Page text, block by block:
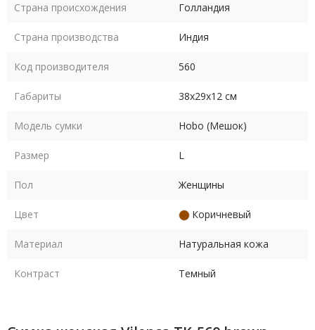
Страна происхождения Голландия
Страна производства Индия
Код производителя 560
Габариты 38х29х12 см
Модель сумки Hobo (Мешок)
Размер L
Пол Женщины
Цвет Коричневый
Материал Натуральная кожа
Контраст Темный